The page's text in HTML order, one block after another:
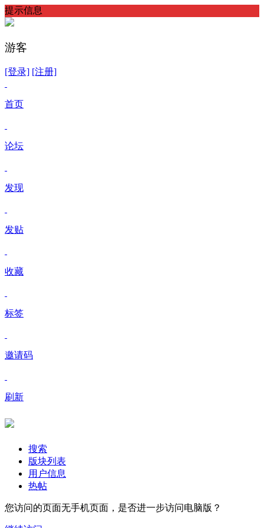
提示信息
游客
[登录] [注册]
首页
论坛
发现
发贴
收藏
标签
邀请码
刷新
搜索
版块列表
用户信息
热帖
您访问的页面无手机页面，是否进一步访问电脑版？